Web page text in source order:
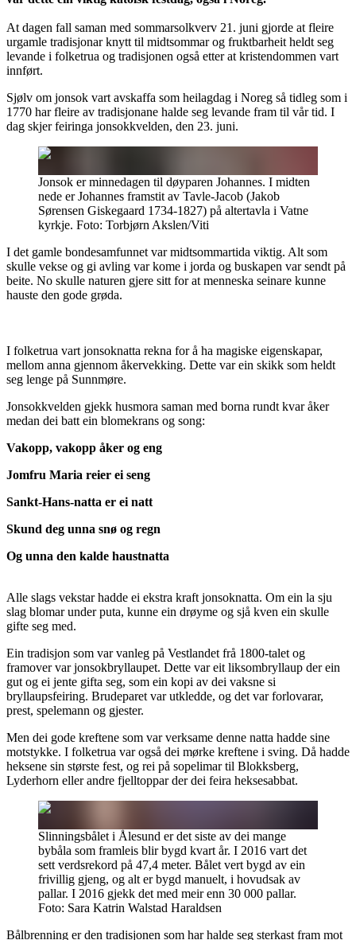
At dagen fall saman med sommarsolkverv 21. juni gjorde at fleire
urgamle tradisjonar knytt til midtsommar og fruktbarheit heldt seg
levande i folketrua og tradisjonen også etter at kristendommen vart
innført.
Sjølv om jonsok vart avskaffa som heilagdag i Noreg så tidleg som i
1770 har fleire av tradisjonane halde seg levande fram til vår tid. I
dag skjer feiringa jonsokkvelden, den 23. juni.
Jonsok er minnedagen til døyparen Johannes. I midten
nede er Johannes framstit av Tavle-Jacob (Jakob
Sørensen Giskegaard 1734-1827) på altertavla i Vatne
kyrkje. Foto: Torbjørn Akslen/Viti
I det gamle bondesamfunnet var midtsommartida viktig. Alt som
skulle vekse og gi avling var kome i jorda og buskapen var sendt på
beite. No skulle naturen gjere sitt for at menneska seinare kunne
hauste den gode grøda.
I folketrua vart jonsoknatta rekna for å ha magiske eigenskapar,
mellom anna gjennom åkervekking. Dette var ein skikk som heldt
seg lenge på Sunnmøre.
Jonsokkvelden gjekk husmora saman med borna rundt kvar åker
medan dei batt ein blomekrans og song:
Vakopp, vakopp åker og eng
Jomfru Maria reier ei seng
Sankt-Hans-natta er ei natt
Skund deg unna snø og regn
Og unna den kalde haustnatta
Alle slags vekstar hadde ei ekstra kraft jonsoknatta. Om ein la sju
slag blomar under puta, kunne ein drøyme og sjå kven ein skulle
gifte seg med.
Ein tradisjon som var vanleg på Vestlandet frå 1800-talet og
framover var jonsokbryllaupet. Dette var eit liksombryllaup der ein
gut og ei jente gifta seg, som ein kopi av dei vaksne si
bryllaupsfeiring. Brudeparet var utkledde, og det var forlovarar,
prest, spelemann og gjester.
Men dei gode kreftene som var verksame denne natta hadde sine
motstykke. I folketrua var også dei mørke kreftene i sving. Då hadde
heksene sin største fest, og rei på sopelimar til Blokksberg,
Lyderhorn eller andre fjelltoppar der dei feira heksesabbat.
Slinningsbålet i Ålesund er det siste av dei mange
bybåla som framleis blir bygd kvart år. I 2016 vart det
sett verdsrekord på 47,4 meter. Bålet vert bygd av ein
frivillig gjeng, og alt er bygd manuelt, i hovudsak av
pallar. I 2016 gjekk det med meir enn 30 000 pallar.
Foto: Sara Katrin Walstad Haraldsen
Bålbrenning er den tradisjonen som har halde seg sterkast fram mot